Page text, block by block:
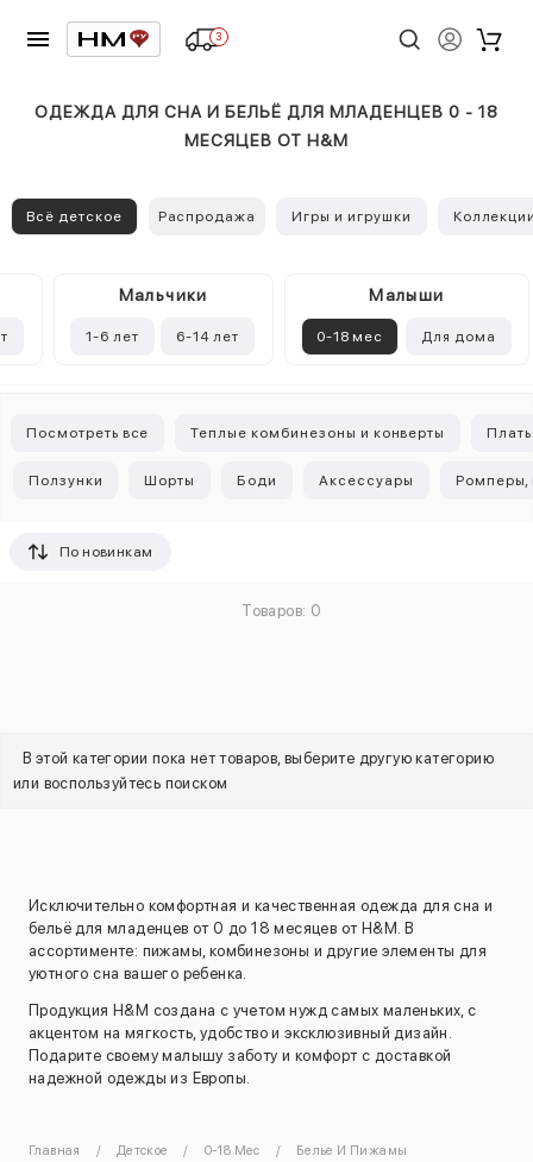
3
ОДЕЖДА ДЛЯ СНА И БЕЛЬЁ ДЛЯ МЛАДЕНЦЕВ 0 - 18
МЕСЯЦЕВ ОТ H&M
Всё детское Распродажа Игры и игрушки
Mальчики
1-6 лет 6-14 лет
Малыши
0-18 мес Для дома
Посмотреть все Теплые комбинезоны и конверты
Ползунки Шорты Боди Аксессуары
По новинкам
Товаров: 0
В этой категории пока нет товаров, выберите другую категорию
или воспользуйтесь поиском
Исключительно комфортная и качественная одежда для сна и
бельё для младенцев от 0 до 18 месяцев от H&M. В
ассортименте: пижамы, комбинезоны и другие элементы для
уютного сна вашего ребенка.
Продукция H&M создана с учетом нужд самых маленьких, с
акцентом на мягкость, удобство и эксклюзивный дизайн.
Подарите своему малышу заботу и комфорт с доставкой
надежной одежды из Европы.
Главная Детское 0-18 Мес Белье И Пижамы